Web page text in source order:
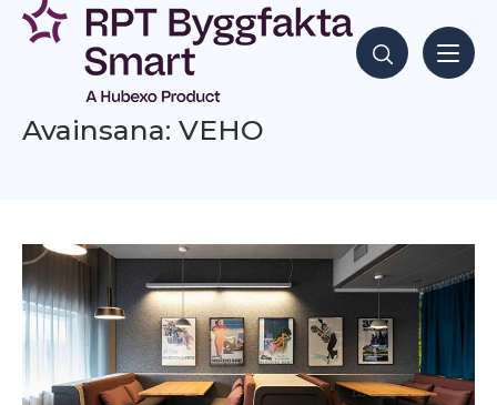
Siirry
sisältöön
Hae sisältöjä
Avainsana: VEHO